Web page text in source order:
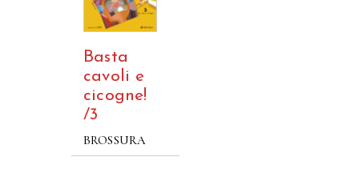
Basta
cavoli e
cicogne!
/3
BROSSURA